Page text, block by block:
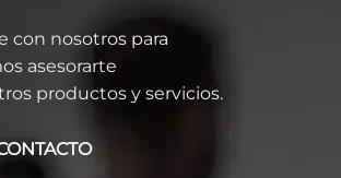
con nosotros para
asesorarte
productos y servicios.